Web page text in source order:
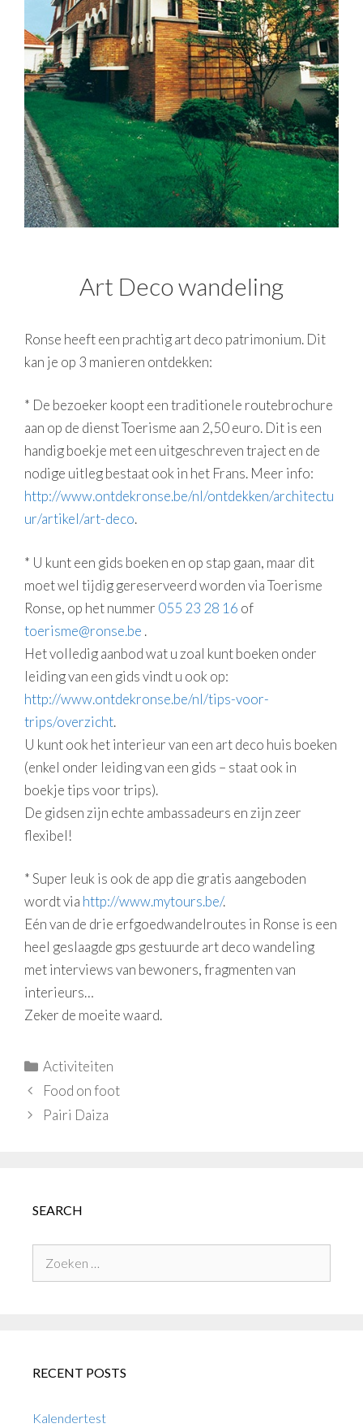
Art Deco wandeling
Ronse heeft een prachtig art deco patrimonium. Dit
kan je op 3 manieren ontdekken:
* De bezoeker koopt een traditionele routebrochure
aan op de dienst Toerisme aan 2,50 euro. Dit is een
handig boekje met een uitgeschreven traject en de
nodige uitleg bestaat ook in het Frans. Meer info:
http://www.ontdekronse.be/nl/ontdekken/architectu
ur/artikel/art-deco.
* U kunt een gids boeken en op stap gaan, maar dit
moet wel tijdig gereserveerd worden via Toerisme
Ronse, op het nummer 055 23 28 16 of
toerisme@ronse.be .
Het volledig aanbod wat u zoal kunt boeken onder
leiding van een gids vindt u ook op:
http://www.ontdekronse.be/nl/tips-voor-
trips/overzicht.
U kunt ook het interieur van een art deco huis boeken
(enkel onder leiding van een gids – staat ook in
boekje tips voor trips).
De gidsen zijn echte ambassadeurs en zijn zeer
flexibel!
* Super leuk is ook de app die gratis aangeboden
wordt via http://www.mytours.be/.
Eén van de drie erfgoedwandelroutes in Ronse is een
heel geslaagde gps gestuurde art deco wandeling
met interviews van bewoners, fragmenten van
interieurs…
Zeker de moeite waard.
Categorieën
Activiteiten
Food on foot
Pairi Daiza
SEARCH
RECENT POSTS
Kalendertest